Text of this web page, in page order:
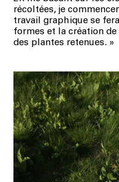
récoltées, je
travail graphique se
formes et la création de
des plantes retenues. »